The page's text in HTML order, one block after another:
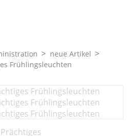
neue Artikel
Frühlingsleuchten